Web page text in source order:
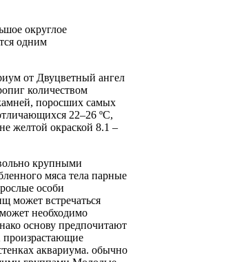
округлое
одним
от Двуцветный ангел
количеством
поросших самых
22–26 ºC,
желтой окраской 8.1 –
крупными
мяса тела парные
особи
может встречаться
необходимо
основу предпочитают
произрастающие
аквариума. обычно